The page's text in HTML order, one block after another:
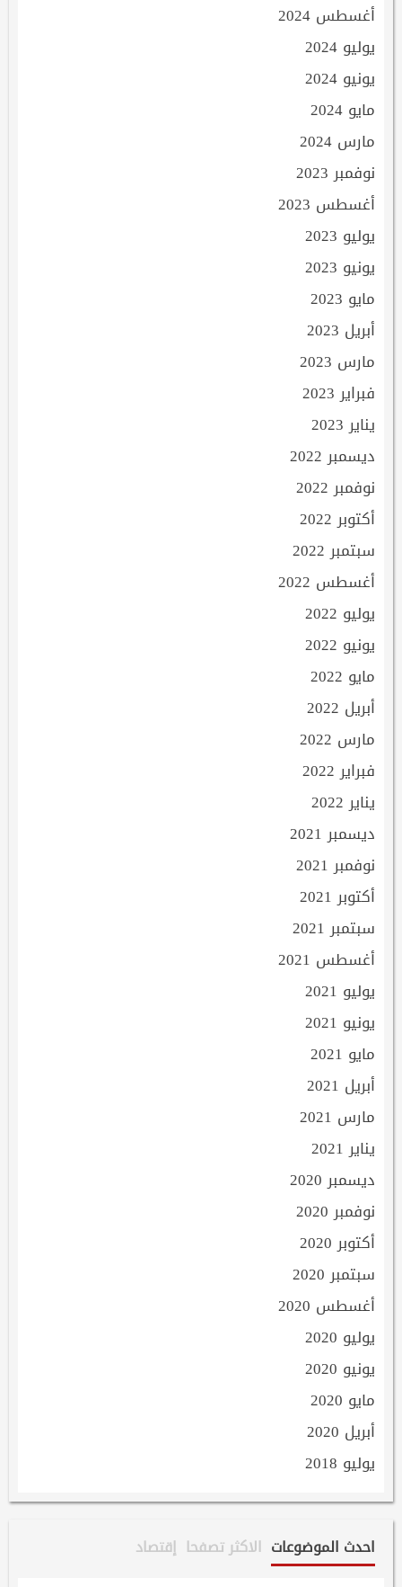
أغسطس 2024
يوليو 2024
يونيو 2024
مايو 2024
مارس 2024
نوفمبر 2023
أغسطس 2023
يوليو 2023
يونيو 2023
مايو 2023
أبريل 2023
مارس 2023
فبراير 2023
يناير 2023
ديسمبر 2022
نوفمبر 2022
أكتوبر 2022
سبتمبر 2022
أغسطس 2022
يوليو 2022
يونيو 2022
مايو 2022
أبريل 2022
مارس 2022
فبراير 2022
يناير 2022
ديسمبر 2021
نوفمبر 2021
أكتوبر 2021
سبتمبر 2021
أغسطس 2021
يوليو 2021
يونيو 2021
مايو 2021
أبريل 2021
مارس 2021
يناير 2021
ديسمبر 2020
نوفمبر 2020
أكتوبر 2020
سبتمبر 2020
أغسطس 2020
يوليو 2020
يونيو 2020
مايو 2020
أبريل 2020
يوليو 2018
احدث الموضوعات الاكثر تصفحا إقتصاد